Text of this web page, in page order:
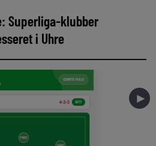
Superliga-klubber
i Uhre
►